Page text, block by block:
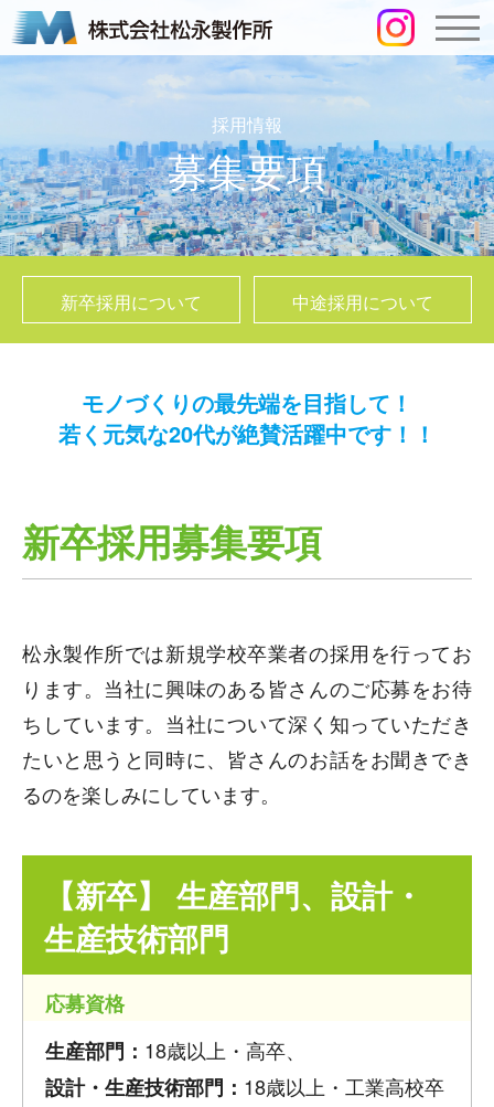
採用情報
募集要項
新卒採用について 中途採用について
モノづくりの最先端を目指して！
若く元気な20代が絶賛活躍中です！！
新卒採用募集要項
松永製作所では新規学校卒業者の採用を行ってお
ります。当社に興味のある皆さんのご応募をお待
ちしています。当社について深く知っていただき
たいと思うと同時に、皆さんのお話をお聞きでき
るのを楽しみにしています。
【新卒】 生産部門、設計・
生産技術部門
応募資格
生産部門： 18歳以上・高卒、
設計・生産技術部門： 18歳以上・工業高校卒